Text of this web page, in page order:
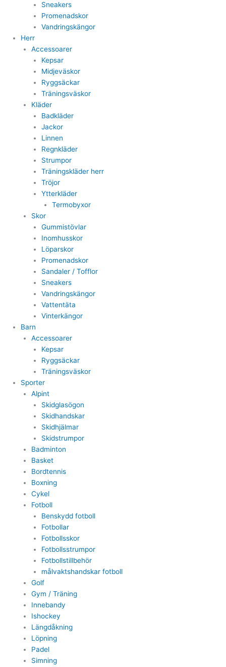
Sneakers
Promenadskor
Vandringskängor
Herr
Accessoarer
Kepsar
Midjeväskor
Ryggsäckar
Träningsväskor
Kläder
Badkläder
Jackor
Linnen
Regnkläder
Strumpor
Träningskläder herr
Tröjor
Ytterkläder
Termobyxor
Skor
Gummistövlar
Inomhusskor
Löparskor
Promenadskor
Sandaler / Tofflor
Sneakers
Vandringskängor
Vattentäta
Vinterkängor
Barn
Accessoarer
Kepsar
Ryggsäckar
Träningsväskor
Sporter
Alpint
Skidglasögon
Skidhandskar
Skidhjälmar
Skidstrumpor
Badminton
Basket
Bordtennis
Boxning
Cykel
Fotboll
Benskydd fotboll
Fotbollar
Fotbollsskor
Fotbollsstrumpor
Fotbollstillbehör
målvaktshandskar fotboll
Golf
Gym / Träning
Innebandy
Ishockey
Längdåkning
Löpning
Padel
Simning